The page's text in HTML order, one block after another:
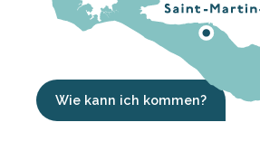
Wie kann ich kommen?